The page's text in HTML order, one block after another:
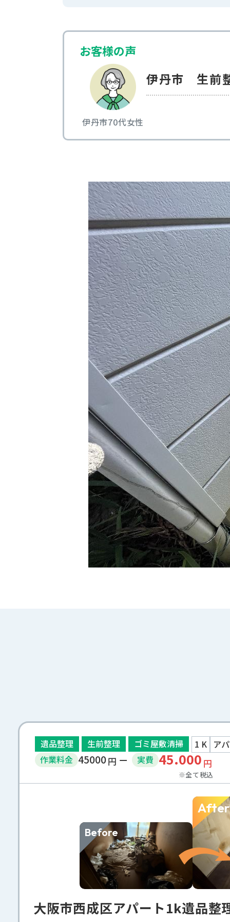
お客様の声
伊丹市70代女性
伊丹市 生前
遺品整理 生前整理 ゴミ屋敷清掃 1 K ア
作業料金 45000円 実費 45.000円
※全て税込
Before
After
大阪市西成区アパート1k遺品整